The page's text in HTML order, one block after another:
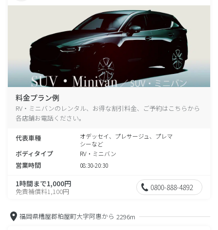
料金プラン例
RV・ミニバンのレンタル、お得な割引料金、ご予約はこちらから
各店舗お電話ください。
代表車種
オデッセイ、プレサージュ、プレマ
シーなど
ボディタイプ RV・ミニバン
営業時間 08:30-20:30
1時間まで1,000円
免責補償料1,100円 0800-888-4892
福岡県糟屋郡粕屋町大字阿惠から 2296m